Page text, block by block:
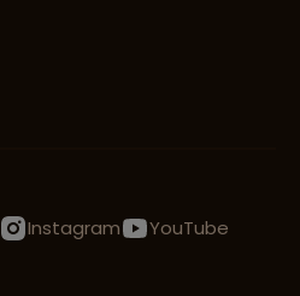
Instagram
YouTube